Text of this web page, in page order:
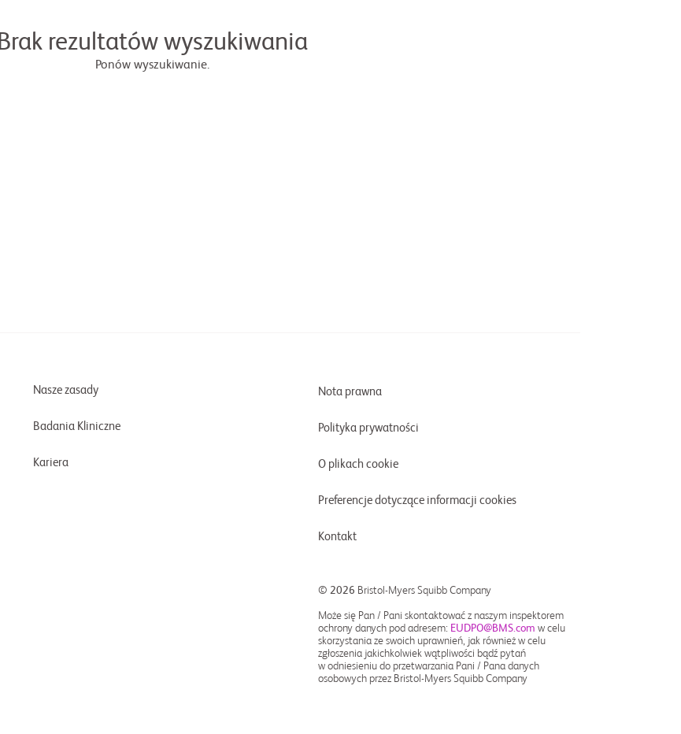
Brak rezultatów wyszukiwania
Ponów wyszukiwanie.
Nasze zasady
Badania Kliniczne
Kariera
Nota prawna
Polityka prywatności
O plikach cookie
Preferencje dotyczące informacji cookies
Kontakt
© 2026 Bristol-Myers Squibb Company
Może się Pan / Pani skontaktować z naszym inspektorem
ochrony danych pod adresem: EUDPO@BMS.com w celu
skorzystania ze swoich uprawnień, jak również w celu
zgłoszenia jakichkolwiek wątpliwości bądź pytań
w odniesieniu do przetwarzania Pani / Pana danych
osobowych przez Bristol-Myers Squibb Company